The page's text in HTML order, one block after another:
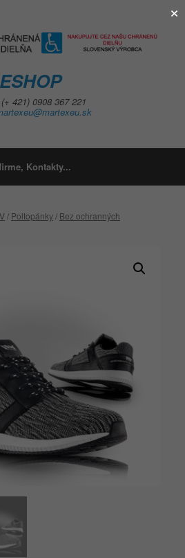
ESHOP
421) 0908 367 221
Kontakty...
/ Poltopánky/ Bez ochranných
×